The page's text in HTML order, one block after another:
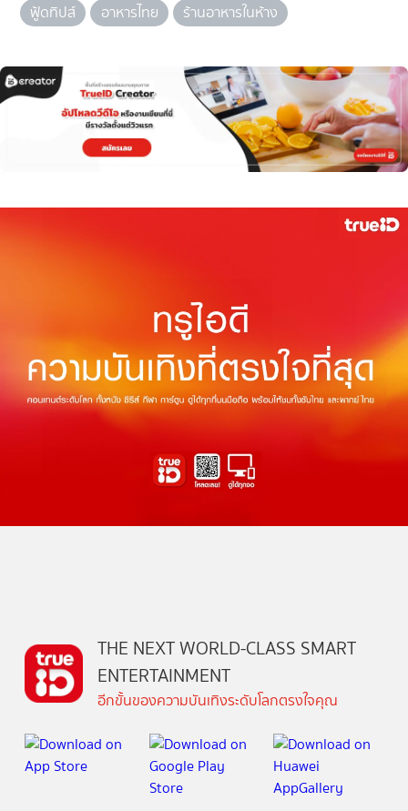
ฟู้ดทิปส์
อาหารไทย ร้านอาหารในห้าง
THE NEXT WORLD-CLASS SMART
ENTERTAINMENT
อีกขั้นของความบันเทิงระดับโลกตรงใจคุณ